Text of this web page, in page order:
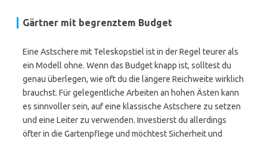
Gärtner mit begrenztem Budget
Eine Astschere mit Teleskopstiel ist in der Regel teurer als
ein Modell ohne. Wenn das Budget knapp ist, solltest du
genau überlegen, wie oft du die längere Reichweite wirklich
brauchst. Für gelegentliche Arbeiten an hohen Ästen kann
es sinnvoller sein, auf eine klassische Astschere zu setzen
und eine Leiter zu verwenden. Investierst du allerdings
öfter in die Gartenpflege und möchtest Sicherheit und